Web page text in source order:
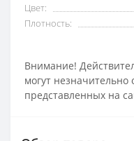
Цвет:
Плотность:
Внимание!
могут незначительно
представленных на